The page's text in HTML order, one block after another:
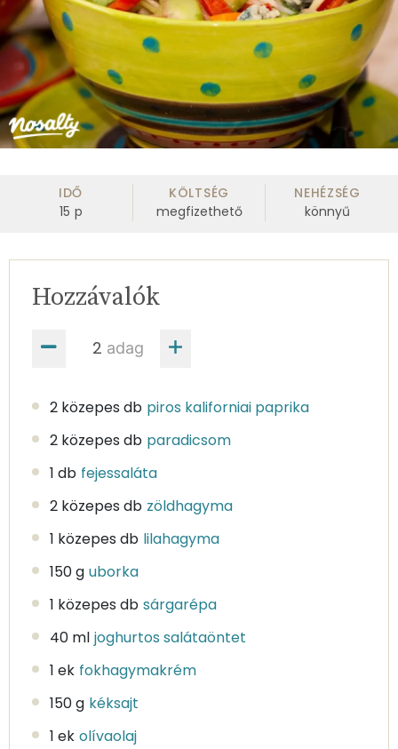
IDŐ
15 p
KÖLTSÉG
megfizethető
NEHÉZSÉG
könnyű
adag
Hozzávalók
2 közepes db piros kaliforniai paprika
2 közepes db paradicsom
1 db fejessaláta
2 közepes db zöldhagyma
1 közepes db lilahagyma
150 g uborka
1 közepes db sárgarépa
40 ml joghurtos salátaöntet
1 ek fokhagymakrém
150 g kéksajt
1 ek olívaolaj